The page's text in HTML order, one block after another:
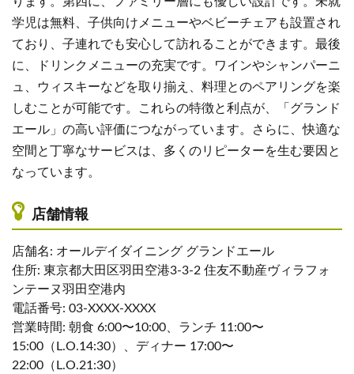
学児は無料、子供向けメニューやベビーチェアも設置され
ており、子連れでも安心して訪れることができます。最後
に、ドリンクメニューの充実です。ワインやシャンパーニ
ュ、ウィスキーなどを取り揃え、料理とのペアリングを楽
しむことが可能です。これらの特徴と利点が、「グランド
エール」の高い評価につながっています。さらに、快適な
空間と丁寧なサービスは、多くのリピーターを生む要因と
なっています。
店舗情報
店舗名: オールデイダイニング グランドエール
住所: 東京都大田区羽田空港3-3-2 住友不動産ヴィラフォ
ンテーヌ羽田空港内
電話番号: 03-XXXX-XXXX
営業時間: 朝食 6:00〜10:00、ランチ 11:00〜
15:00（L.O.14:30）、ディナー 17:00〜
22:00（L.O.21:30）